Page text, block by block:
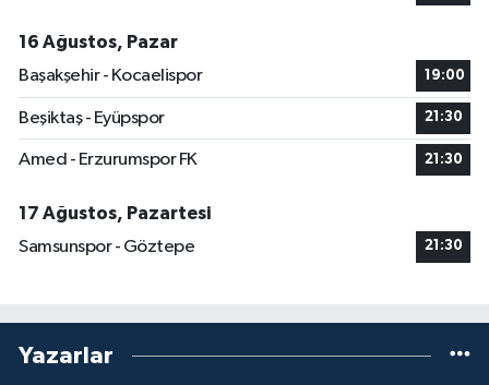
16 Ağustos, Pazar
Başakşehir - Kocaelispor
19:00
Beşiktaş - Eyüpspor 21:30
Amed - Erzurumspor FK 21:30
17 Ağustos, Pazartesi
Samsunspor - Göztepe
21:30
Yazarlar